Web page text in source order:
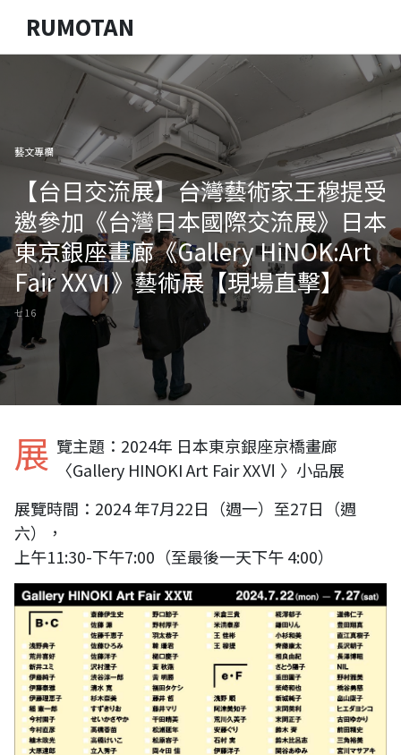
RUMOTAN
藝文專欄
【台日交流展】台灣藝術家王穆提受
邀參加《台灣日本國際交流展》日本
東京銀座畫廊《Gallery HiNOK:Art
Fair XXⅥ》藝術展【現場直擊】
七 16
展 覽主題：2024年 日本東京銀座京橋畫廊
〈Gallery HINOKI Art Fair XXⅥ 〉小品展
展覽時間：2024 年7月22日（週一）至27日（週
六），
上午11:30-下午7:00（至最後一天下午 4:00）